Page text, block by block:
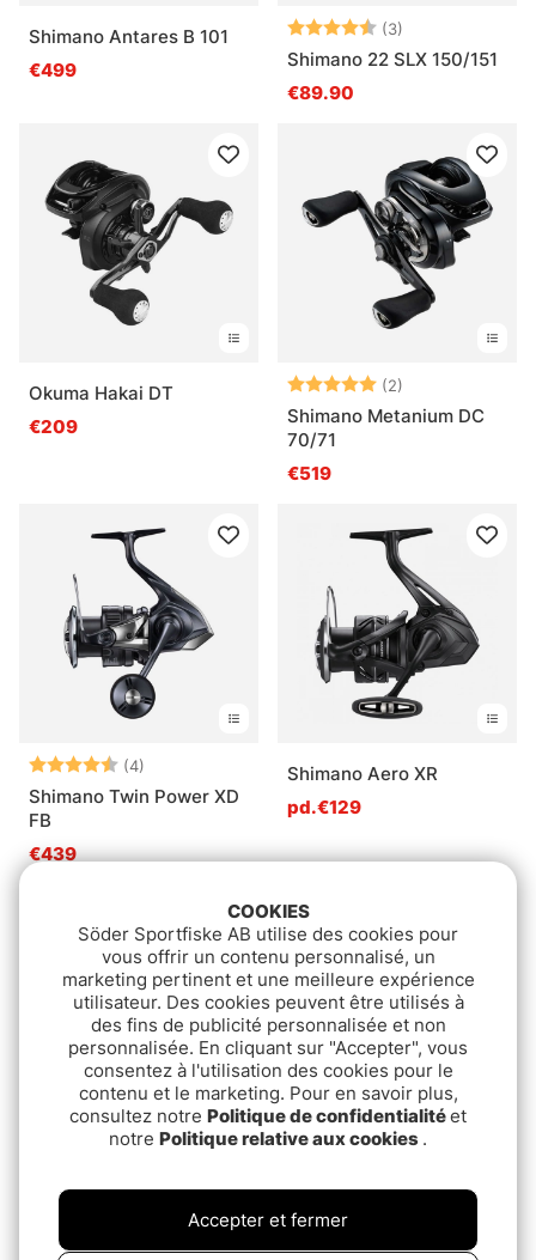
Shimano Antares B 101
€499
Note: (3)
Shimano 22 SLX 150/151
€89.90
Okuma Hakai DT
€209
Note: (2)
Shimano Metanium DC
70/71
€519
Note: (4)
Shimano Twin Power XD
FB
€439
Shimano Aero XR
pd.€129
(8)5.0 sur 5 étoiles
Limited Edition
Note: (4)5.0 sur 5
pd.€499
COOKIES
Söder Sportfiske AB utilise des cookies pour
vous offrir un contenu personnalisé, un
marketing pertinent et une meilleure expérience
utilisateur. Des cookies peuvent être utilisés à
des fins de publicité personnalisée et non
personnalisée. En cliquant sur "Accepter", vous
consentez à l'utilisation des cookies pour le
contenu et le marketing. Pour en savoir plus,
consultez notre Politique de confidentialitéet
notre Politique relative aux cookies .
Accepter et fermer